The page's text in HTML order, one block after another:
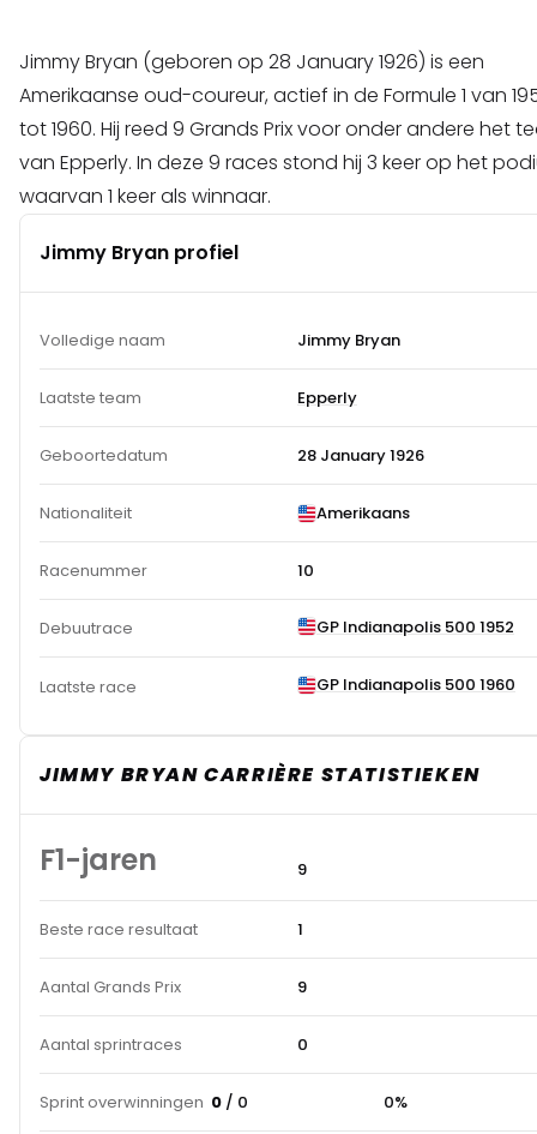
Jimmy Bryan (geboren op 28 January 1926) is een
Amerikaanse oud-coureur, actief in de Formule 1 van
tot 1960. Hij reed 9 Grands Prix voor onder andere het
van Epperly. In deze 9 races stond hij 3 keer op het
waarvan 1 keer als winnaar.
Jimmy Bryan profiel
Volledige naam Jimmy Bryan
Laatste team Epperly
Geboortedatum 28 January 1926
Nationaliteit Amerikaans
Racenummer 10
Debuutrace GP Indianapolis 500 1952
Laatste race GP Indianapolis 500 1960
JIMMY BRYAN CARRIÈRE STATISTIEKEN
F1-jaren 9
Beste race resultaat 1
Aantal Grands Prix 9
Aantal sprintraces 0
Sprint overwinningen 0 / 0 0%